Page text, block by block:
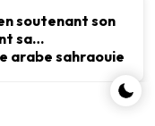
soutenant son
sa
arabe sahraouie